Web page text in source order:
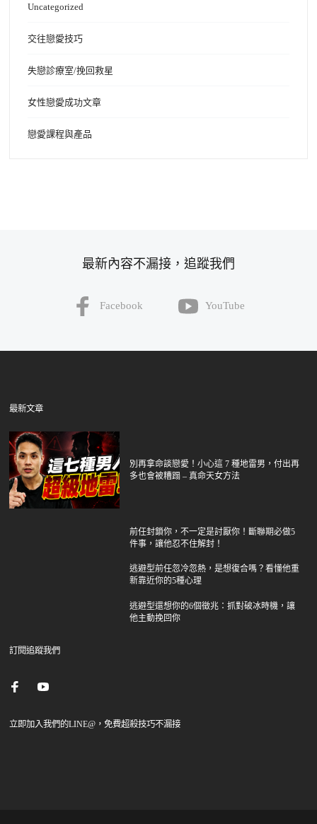
Uncategorized
交往戀愛技巧
失戀診療室/挽回救星
女性戀愛成功文章
戀愛課程與產品
最新內容不漏接，追蹤我們
Facebook YouTube
最新文章
別再拿命談戀愛！小心這 7 種地雷男，付出再
多也會被糟蹋 – 真命天女方法
前任封鎖你，不一定是討厭你！斷聯期必做5
件事，讓他忍不住解封！
逃避型前任忽冷忽熱，是想復合嗎？看懂他重
新靠近你的5種心理
逃避型還想你的6個徵兆：抓對破冰時機，讓
他主動挽回你
訂閱追蹤我們
立即加入我們的LINE@，免費超殺技巧不漏接